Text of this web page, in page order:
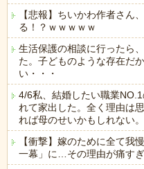
【悲報】ちいかわ作者さん
る！？ｗｗｗｗｗ
生活保護の相談に行ったら
た。子どものような存在だ
い・・・
4/6私、結婚したい職業
れて家出した。全く理由は
れば母のせいかもしれない
【衝撃】嫁のために全て
一幕」に…その理由が痛す